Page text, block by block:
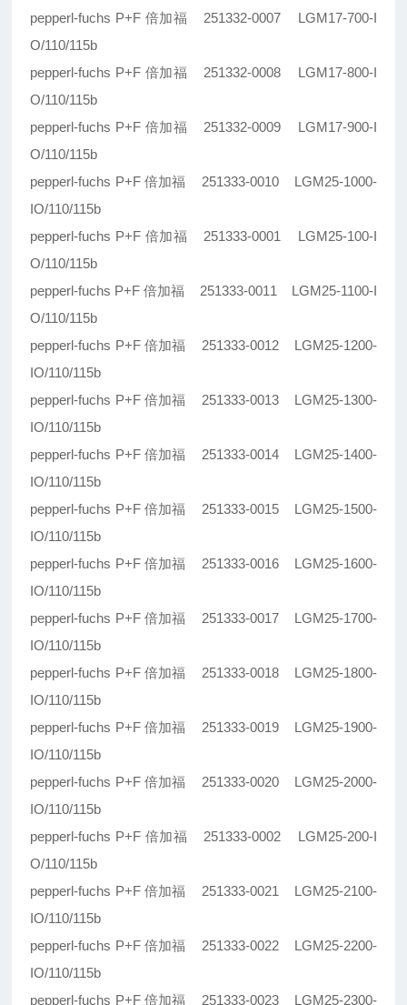
pepperl-fuchs P+F 倍加福 251332-0007 LGM17-700-I
O/110/115b
pepperl-fuchs P+F 倍加福 251332-0008 LGM17-800-I
O/110/115b
pepperl-fuchs P+F 倍加福 251332-0009 LGM17-900-I
O/110/115b
pepperl-fuchs P+F 倍加福 251333-0010 LGM25-1000-
IO/110/115b
pepperl-fuchs P+F 倍加福 251333-0001 LGM25-100-I
O/110/115b
pepperl-fuchs P+F 倍加福 251333-0011 LGM25-1100-I
O/110/115b
pepperl-fuchs P+F 倍加福 251333-0012 LGM25-1200-
IO/110/115b
pepperl-fuchs P+F 倍加福 251333-0013 LGM25-1300-
IO/110/115b
pepperl-fuchs P+F 倍加福 251333-0014 LGM25-1400-
IO/110/115b
pepperl-fuchs P+F 倍加福 251333-0015 LGM25-1500-
IO/110/115b
pepperl-fuchs P+F 倍加福 251333-0016 LGM25-1600-
IO/110/115b
pepperl-fuchs P+F 倍加福 251333-0017 LGM25-1700-
IO/110/115b
pepperl-fuchs P+F 倍加福 251333-0018 LGM25-1800-
IO/110/115b
pepperl-fuchs P+F 倍加福 251333-0019 LGM25-1900-
IO/110/115b
pepperl-fuchs P+F 倍加福 251333-0020 LGM25-2000-
IO/110/115b
pepperl-fuchs P+F 倍加福 251333-0002 LGM25-200-I
O/110/115b
pepperl-fuchs P+F 倍加福 251333-0021 LGM25-2100-
IO/110/115b
pepperl-fuchs P+F 倍加福 251333-0022 LGM25-2200-
IO/110/115b
pepperl-fuchs P+F 倍加福 251333-0023 LGM25-2300-